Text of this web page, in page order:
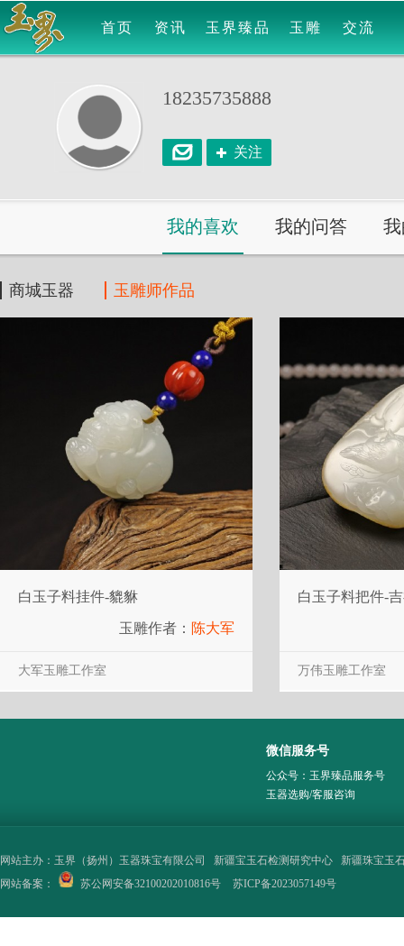
首页 资讯 玉界臻品 玉雕 交流
18235735888
关注
我的喜欢 我的问答
商城玉器 玉雕师作品
白玉子料挂件-貔貅
玉雕作者： 陈大军
大军玉雕工作室
白玉子料把件-
万伟玉雕工作室
微信服务号
公众号：玉界臻品服务号
玉器选购/客服咨询
网站主办： 玉界（扬州）玉器珠宝有限公司 新疆宝玉石检测研究中心
新疆珠宝玉
网站备案：
苏公网安备32100202010816号 苏ICP备2023057149号